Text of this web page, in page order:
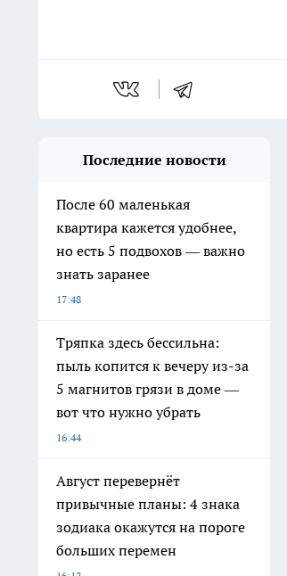
Последние новости
После 60 маленькая
квартира кажется удобнее,
но есть 5 подвохов — важно
знать заранее
17:48
Тряпка здесь бессильна:
пыль копится к вечеру из-за
5 магнитов грязи в доме —
вот что нужно убрать
16:44
Август перевернёт
привычные планы: 4 знака
зодиака окажутся на пороге
больших перемен